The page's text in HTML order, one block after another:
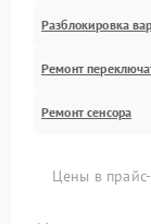
Разблокировка
Ремонт
Ремонт сенсора
Цены в